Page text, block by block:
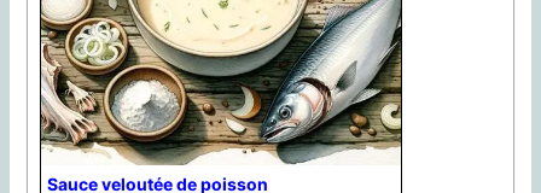
Sauce veloutée de poisson